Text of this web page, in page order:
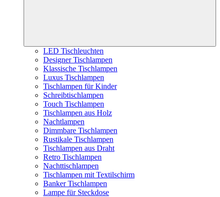
LED Tischleuchten
Designer Tischlampen
Klassische Tischlampen
Luxus Tischlampen
Tischlampen für Kinder
Schreibtischlampen
Touch Tischlampen
Tischlampen aus Holz
Nachtlampen
Dimmbare Tischlampen
Rustikale Tischlampen
Tischlampen aus Draht
Retro Tischlampen
Nachttischlampen
Tischlampen mit Textilschirm
Banker Tischlampen
Lampe für Steckdose